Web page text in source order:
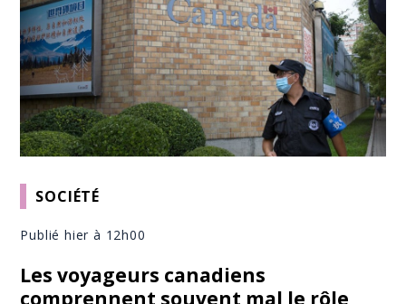
SOCIÉTÉ
Publié hier à 12h00
Les voyageurs canadiens
comprennent souvent mal le rôle